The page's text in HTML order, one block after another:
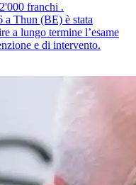
franchi .
a Thun (BE) è stata
a lungo termine l’esame
e di intervento.